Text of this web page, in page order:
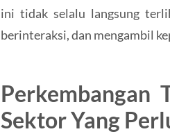
ini tidak selalu langsung
berinteraksi, dan mengambil
Perkembangan
Sektor Yang